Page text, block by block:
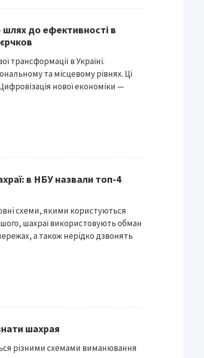
до ефективності в
трансформації в Україні.
та місцевому рівнях. Ці
нової економіки —
в НБУ назвали топ-4
схеми, якими користуються
шахраї використовують обман
а також нерідко дзвонять
шахрая
різними схемами виманювання